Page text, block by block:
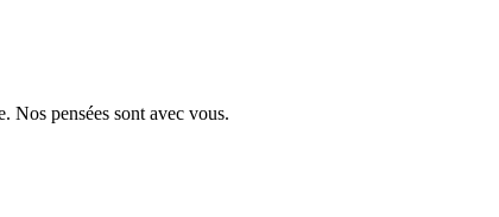
Nos pensées sont avec vous.